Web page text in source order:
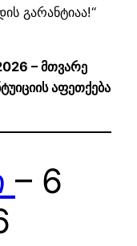
გარანტიაა!“
– მთვარე
აფეთქება
– 6